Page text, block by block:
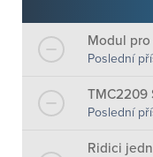
Modul
Poslední
TMC2209
Poslední
Ridici